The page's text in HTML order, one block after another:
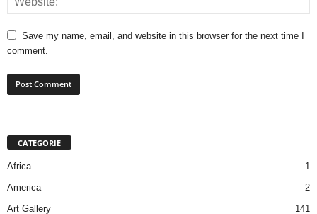
Save my name, email, and website in this browser for the next time I
comment.
CATEGORIE
Africa
1
America
2
Art Gallery
141